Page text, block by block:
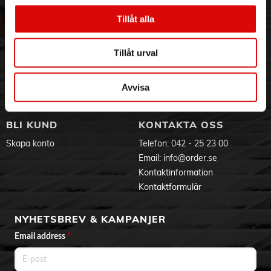
Tillåt alla
Tillåt urval
Avvisa
- Tillverkad av rostfritt stål
Om oss
Hållbarhet
Jobba hos oss
Aktuellt på Order
Vanliga frågor
Service & Support
Ansökan om RMA
Godsefterlysning & Felleverans
Integritetspolicy
BLI KUND
Skapa konto
KONTAKTA OSS
Telefon: 042 - 25 23 00
Email: info@order.se
Kontaktinformation
Kontaktformulär
NYHETSBREV & KAMPANJER
Email address *